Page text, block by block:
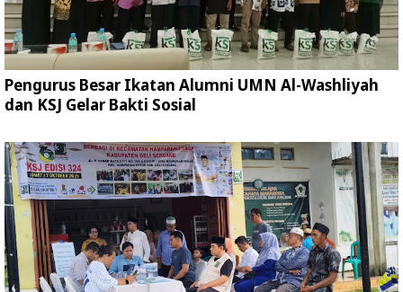
Pengurus Besar Ikatan Alumni UMN Al-Washliyah
dan KSJ Gelar Bakti Sosial